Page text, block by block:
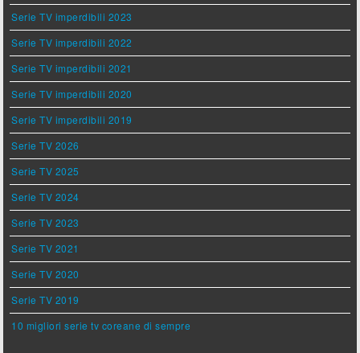
Serie TV imperdibili 2023
Serie TV imperdibili 2022
Serie TV imperdibili 2021
Serie TV imperdibili 2020
Serie TV imperdibili 2019
Serie TV 2026
Serie TV 2025
Serie TV 2024
Serie TV 2023
Serie TV 2021
Serie TV 2020
Serie TV 2019
10 migliori serie tv coreane di sempre